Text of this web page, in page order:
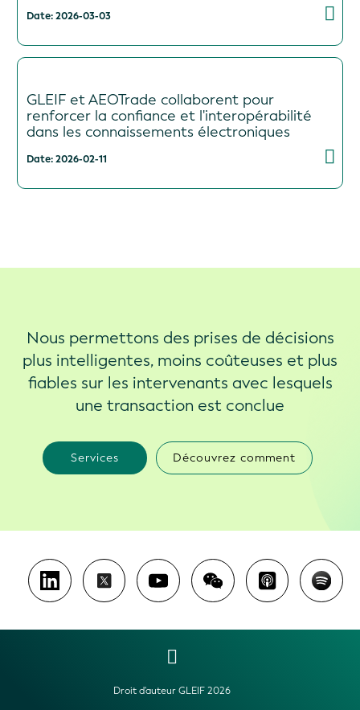
Date: 2026-03-03
GLEIF et AEOTrade collaborent pour
renforcer la confiance et l'interopérabilité
dans les connaissements électroniques
Date: 2026-02-11
Nous permettons des prises de décisions
plus intelligentes, moins coûteuses et plus
fiables sur les intervenants avec lesquels
une transaction est conclue
Services Découvrez comment
Droit d'auteur GLEIF 2026